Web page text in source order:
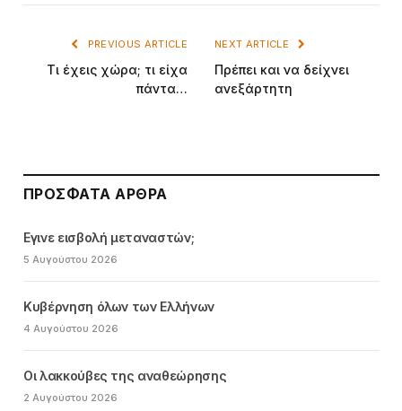
PREVIOUS ARTICLE
Τι έχεις χώρα; τι είχα
πάντα…
NEXT ARTICLE
Πρέπει και να δείχνει
ανεξάρτητη
ΠΡΌΣΦΑΤΑ ΆΡΘΡΑ
Εγινε εισβολή μεταναστών;
5 Αυγούστου 2026
Κυβέρνηση όλων των Ελλήνων
4 Αυγούστου 2026
Οι λακκούβες της αναθεώρησης
2 Αυγούστου 2026